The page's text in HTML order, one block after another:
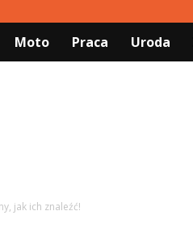
Moto Praca Uroda
jak ich znaleźć!